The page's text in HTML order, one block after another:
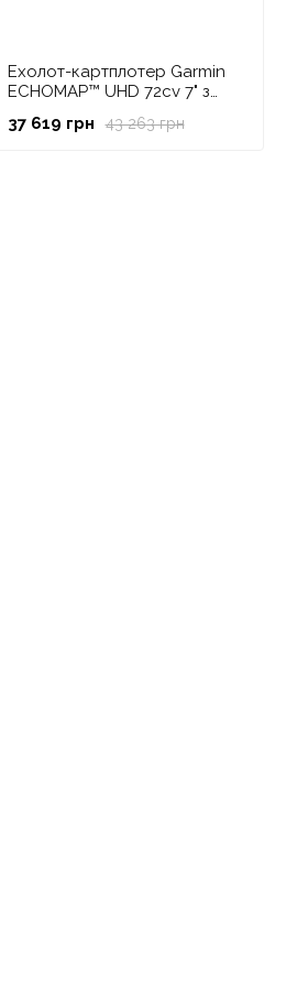
Ехолот-картплотер Garmin
ECHOMAP™ UHD 72cv 7" з
43 263 грн
37 619 грн